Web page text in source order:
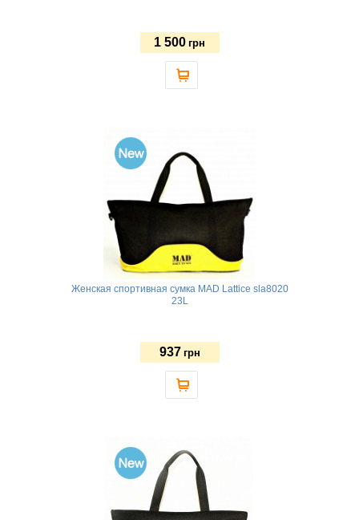
1 500 грн
Женская спортивная сумка MAD Lattice sla8020
23L
937 грн